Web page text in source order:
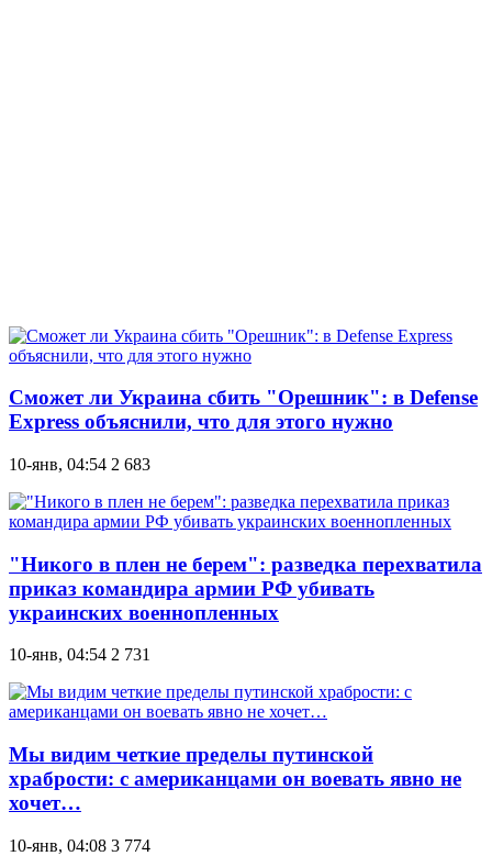
Сможет ли Украина сбить "Орешник": в Defense
Express объяснили, что для этого нужно
10-янв, 04:54 2 683
"Никого в плен не берем": разведка перехватила
приказ командира армии РФ убивать
украинских военнопленных
10-янв, 04:54 2 731
Мы видим четкие пределы путинской
храбрости: с американцами он воевать явно не
хочет…
10-янв, 04:08 3 774